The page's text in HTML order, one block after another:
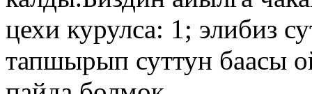
цехи курулса: 1; элибиз
тапшырып суттун баасы